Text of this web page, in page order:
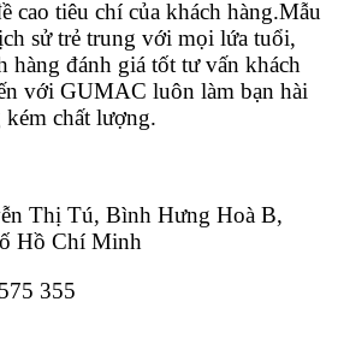
cao tiêu chí của khách hàng.Mẫu
sử trẻ trung với mọi lứa tuổi,
đánh giá tốt tư vấn khách
với GUMAC luôn làm bạn hài
chất lượng.
Thị Tú, Bình Hưng Hoà B,
Hồ Chí Minh
355